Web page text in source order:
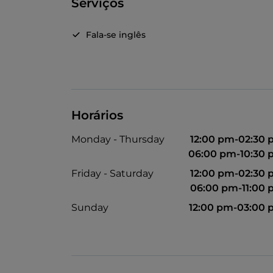
Serviços
Fala-se inglês
Horários
Monday - Thursday
12:00 pm-02:30
06:00 pm-10:30
Friday - Saturday
12:00 pm-02:30
06:00 pm-11:00
Sunday
12:00 pm-03:00